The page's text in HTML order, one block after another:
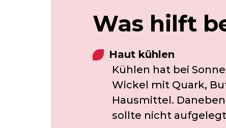
Was hilft
Haut kühlen
Kühlen hat bei
Wickel mit Quark,
Hausmittel.
sollte nicht